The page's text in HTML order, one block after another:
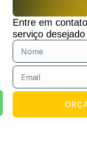
Entre em
serviço